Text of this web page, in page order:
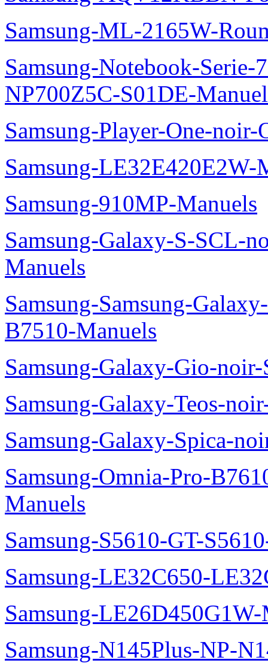
Samsung-ML-2165W-
Samsung-Notebook-
NP700Z5C-S01DE-
Samsung-Player-One-
Samsung-LE32E420E2W-
Samsung-910MP-Manuels
Samsung-Galaxy-S-SCL-
Manuels
Samsung-Samsung-
B7510-Manuels
Samsung-Galaxy-Gio-
Samsung-Galaxy-Teos-
Samsung-Galaxy-Spica-
Samsung-Omnia-Pro-
Manuels
Samsung-S5610-GT-
Samsung-LE32C650-
Samsung-LE26D450G1W-
Samsung-N145Plus-NP-